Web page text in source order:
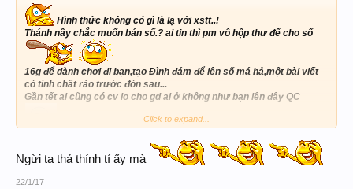
Hình thức không có gì là lạ với xstt..!
Thánh nầy chắc muốn bán số.? ai tin thì pm vô hộp thư để cho số
16g để dành chơi đi bạn,tạo Đình đám để lên số má hả,một bài viết
có tính chất rào trước đón sau...
Gần tết ai cũng có cv lo cho gd ai ở không như bạn lên đây QC
Click to expand...
Ngừi ta thả thính tí ấy mà
22/1/17